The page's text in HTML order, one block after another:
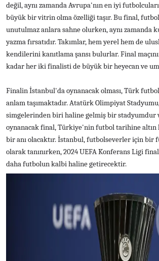
değil, aynı zamanda Avrupa'nın en iyi
büyük bir vitrin olma özelliği taşır. Bu final,
unutulmaz anlara sahne olurken, aynı zamanda
yazma fırsatıdır. Takımlar, hem yerel hem de
kendilerini kanıtlama şansı bulurlar. Final
kadar her iki finalisti de büyük bir heyecan ve
Finalin İstanbul'da oynanacak olması, Türk
anlam taşımaktadır. Atatürk Olimpiyat
simgelerinden biri haline gelmiş bir stadyumdur
oynanacak final, Türkiye'nin futbol tarihine altın
bir anı olacaktır. İstanbul, futbolseverler için bir
olarak tanınırken, 2024 UEFA Konferans Ligi
daha futbolun kalbi haline getirecektir.